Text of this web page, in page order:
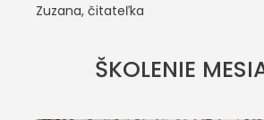
Zuzana, čitateľka
ŠKOLENIE